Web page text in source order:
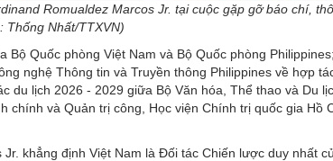
Romualdez Marcos Jr. tại cuộc gặp gỡ báo chí,
Thống Nhất/TTXVN)
Bộ Quốc phòng Việt Nam và Bộ Quốc phòng
nghệ Thông tin và Truyền thông Philippines về hợp
du lịch 2026 - 2029 giữa Bộ Văn hóa, Thể thao và Du
chính và Quản trị công, Học viện Chính trị quốc gia Hồ
khẳng định Việt Nam là Đối tác Chiến lược duy nhất